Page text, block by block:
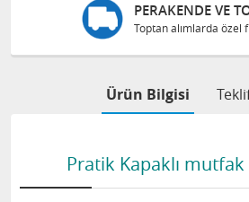
PERAKENDE VE
Toptan alımlarda özel
Ürün Bilgisi
Pratik Kapaklı mutfak